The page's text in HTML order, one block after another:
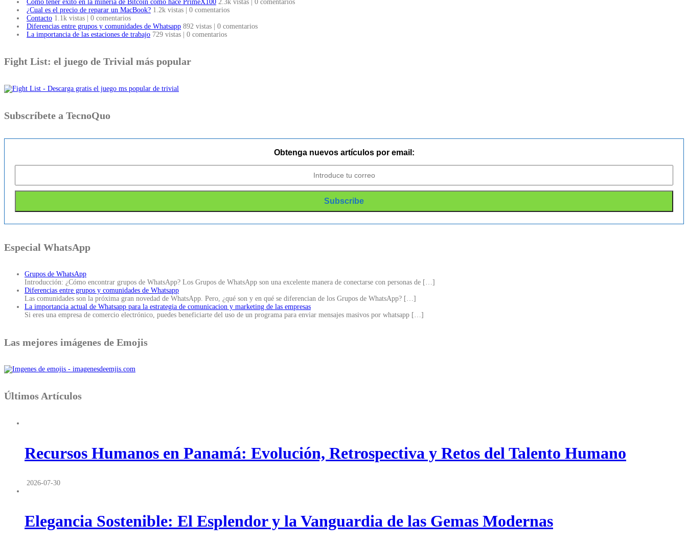
Cómo tener éxito en la minería de Bitcoin como hace PrimeX100 2.3k vistas
0 comentarios
¿Cual es el precio de reparar un MacBook? 1.2k vistas
0 comentarios
Contacto 1.1k vistas
0 comentarios
Diferencias entre grupos y comunidades de Whatsapp 892 vistas
0 comentarios
La importancia de las estaciones de trabajo 729 vistas 0 comentarios
Fight List: el juego de Trivial más popular
Subscríbete a TecnoQuo
Obtenga nuevos artículos por email:
Especial WhatsApp
Grupos de WhatsApp
Introducción: ¿Cómo encontrar grupos de WhatsApp? Los Grupos de WhatsApp son una excelente manera de conectarse con personas de […]
Diferencias entre grupos y comunidades de Whatsapp
Las comunidades son la próxima gran novedad de WhatsApp. Pero, ¿qué son y en qué se diferencian de los Grupos de WhatsApp? […]
La importancia actual de Whatsapp para la estrategia de comunicacion y marketing de las empresas
Si eres una empresa de comercio electrónico, puedes beneficiarte del uso de un programa para enviar mensajes masivos por whatsapp […]
Las mejores imágenes de Emojis
Últimos Artículos
Recursos Humanos en Panamá: Evolución, Retrospectiva y Retos del Talento Humano
2026-07-30
Elegancia Sostenible: El Esplendor y la Vanguardia de las Gemas Modernas